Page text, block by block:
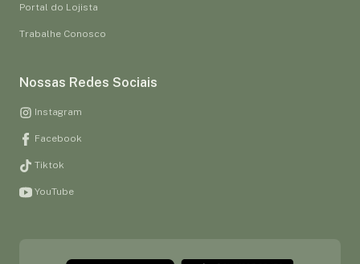
Portal do Lojista
Trabalhe Conosco
Nossas Redes Sociais
Instagram
Facebook
Tiktok
YouTube